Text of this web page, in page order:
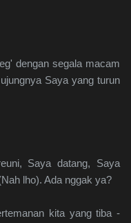
dengan segala macam
Saya yang turun
Saya datang, Saya
lho). Ada nggak ya?
kita yang tiba -